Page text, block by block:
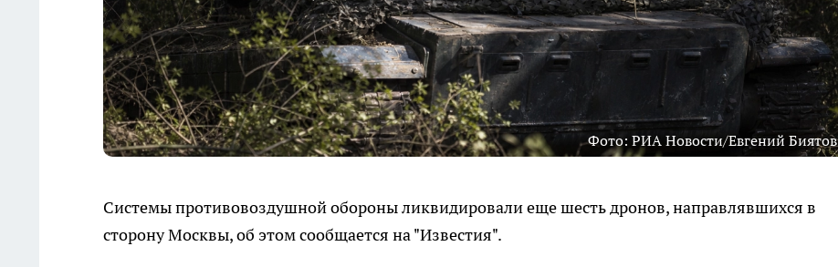
Фото: РИА Новости/Евгений Биятов
Системы противовоздушной обороны ликвидировали еще шесть дронов, направлявшихся в
сторону Москвы, об этом сообщается на "Известия".